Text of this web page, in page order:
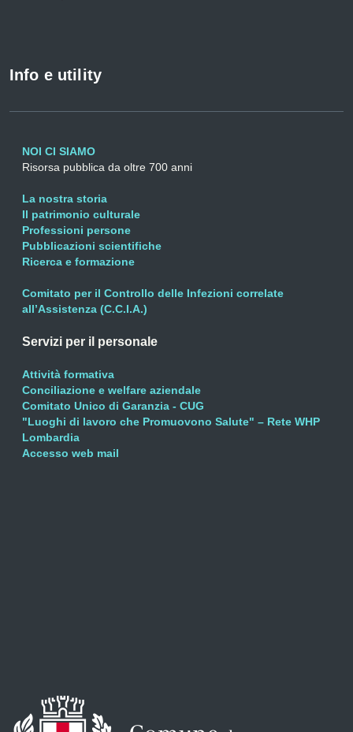
Info e utility
NOI CI SIAMO
Risorsa pubblica da oltre 700 anni
La nostra storia
Il patrimonio culturale
Professioni persone
Pubblicazioni scientifiche
Ricerca e formazione
Comitato per il Controllo delle Infezioni correlate
all’Assistenza (C.C.I.A.)
Servizi per il personale
Attività formativa
Conciliazione e welfare aziendale
Comitato Unico di Garanzia - CUG
"Luoghi di lavoro che Promuovono Salute" – Rete WHP
Lombardia
Accesso web mail